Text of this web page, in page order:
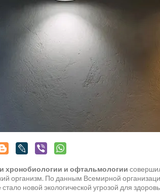
хронобиологии и офтальмологии
организм. По данным Всемирной
новой экологической угрозой для